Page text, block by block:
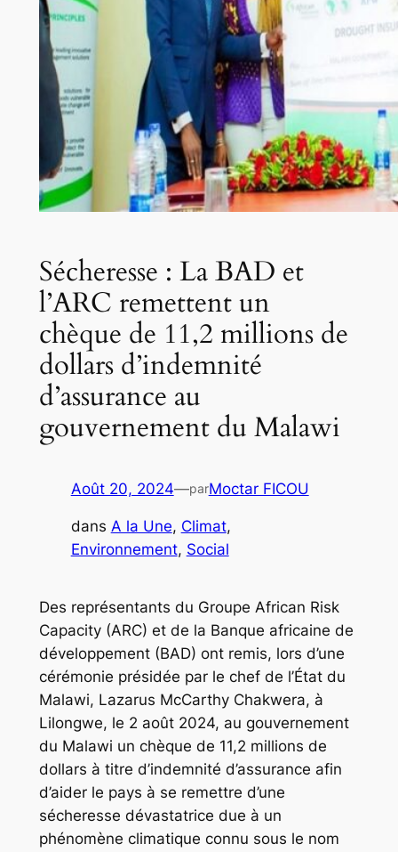
Sécheresse : La BAD et
l’ARC remettent un
chèque de 11,2 millions de
dollars d’indemnité
d’assurance au
gouvernement du Malawi
Août 20, 2024—parMoctar FICOU
dans A la Une, Climat
Environnement, Social
Des représentants du Groupe African Risk
Capacity (ARC) et de la Banque africaine de
développement (BAD) ont remis, lors d’une
cérémonie présidée par le chef de l’État du
Malawi, Lazarus McCarthy Chakwera, à
Lilongwe, le 2 août 2024, au gouvernement
du Malawi un chèque de 11,2 millions de
dollars à titre d’indemnité d’assurance afin
d’aider le pays à se remettre d’une
sécheresse dévastatrice due à un
phénomène climatique connu sous le nom